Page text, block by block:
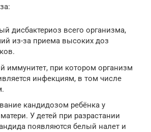
дисбактериоз всего организма,
из-за приема высоких доз
иммунитет, при котором организм
инфекциям, в том числе
кандидозом ребёнка у
У детей при разрастании
появляются белый налет и